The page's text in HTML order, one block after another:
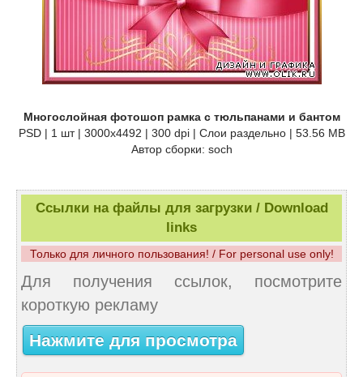
Многослойная фотошоп рамка с тюльпанами и бантом
PSD | 1 шт | 3000x4492 | 300 dpi | Слои раздельно | 53.56 MB
Автор сборки: soch
Ссылки на файлы для загрузки / Download
links
Только для личного пользования! / For personal use only!
Для получения ссылок, посмотрите
короткую рекламу
Нажмите для просмотра